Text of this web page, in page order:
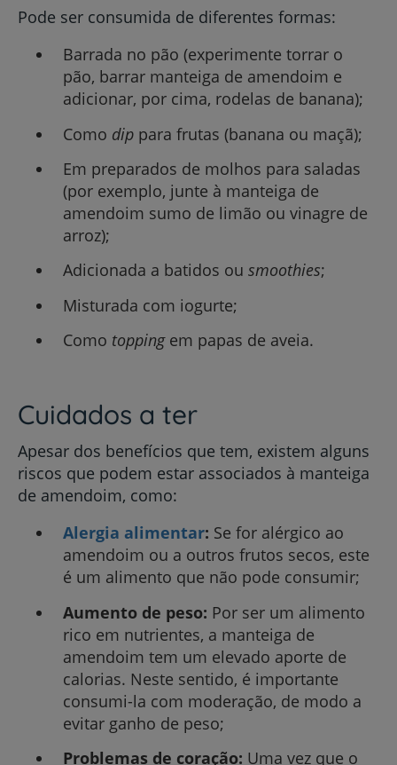
Pode ser consumida de diferentes formas:
Barrada no pão (experimente torrar o
pão, barrar manteiga de amendoim e
adicionar, por cima, rodelas de banana);
Como dippara frutas (banana ou maçã);
Em preparados de molhos para saladas
(por exemplo, junte à manteiga de
amendoim sumo de limão ou vinagre de
arroz);
Adicionada a batidos ou smoothies;
Misturada com iogurte;
Como toppingem papas de aveia.
Cuidados a ter
Apesar dos benefícios que tem, existem alguns
riscos que podem estar associados à manteiga
de amendoim, como:
Alergia alimentar: Se for alérgico ao
amendoim ou a outros frutos secos, este
é um alimento que não pode consumir;
Aumento de peso: Por ser um alimento
rico em nutrientes, a manteiga de
amendoim tem um elevado aporte de
calorias. Neste sentido, é importante
consumi-la com moderação, de modo a
evitar ganho de peso;
Problemas de coração: Uma vez que o